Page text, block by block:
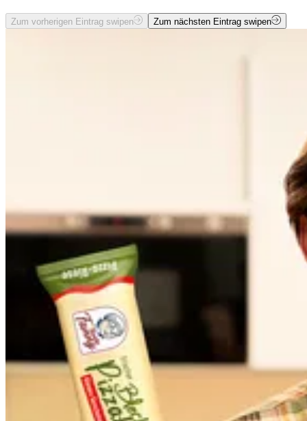
Zum vorherigen Eintrag swipen Zum nächsten Eintrag swipen